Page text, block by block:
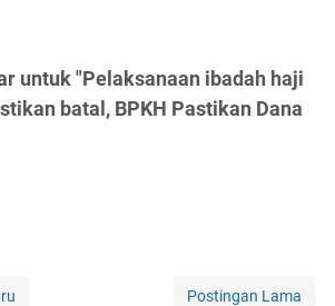
untuk "Pelaksanaan ibadah haji
batal, BPKH Pastikan Dana
Postingan Lama